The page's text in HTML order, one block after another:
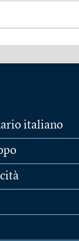
italiano